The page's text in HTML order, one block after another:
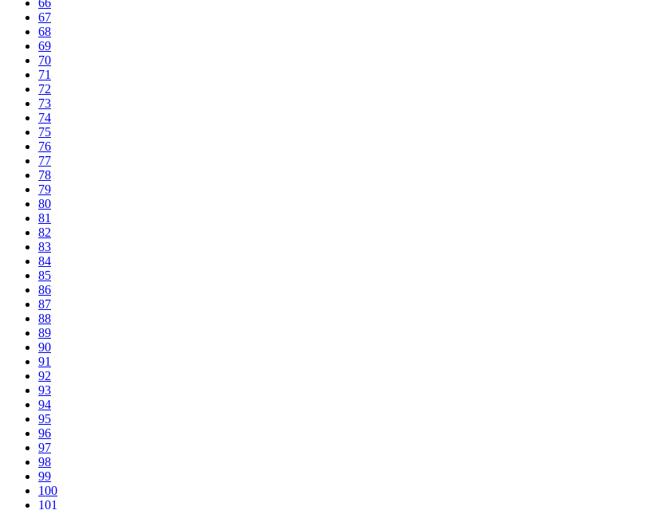
67
68
69
70
71
72
73
74
75
76
77
78
79
80
81
82
83
84
85
86
87
88
89
90
91
92
93
94
95
96
97
98
99
100
101